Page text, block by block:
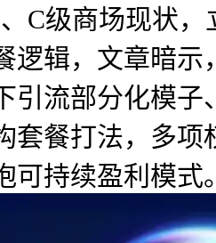
C级商场现状
逻辑，文章暗
引流部分化模
套餐打法，多
可持续盈利模式